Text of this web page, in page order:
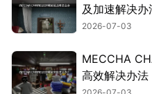
及加速解决办
2026-07-03
MECCHA
高效解决办法